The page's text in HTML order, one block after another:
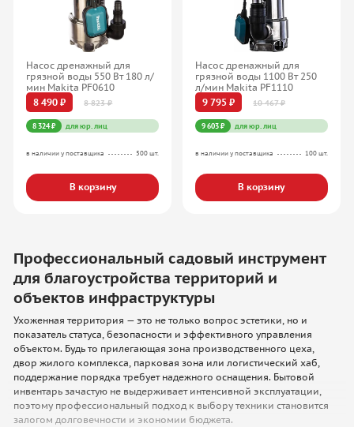
Насос дренажный для
грязной воды 550 Вт 180 л/
мин Makita PF0610
8 490 ₽
8 823 ₽
8 324 ₽ для юр. лиц
в наличии у поставщика 500 шт.
В корзину
Насос дренажный для
грязной воды 1100 Вт 250
л/мин Makita PF1110
9 795 ₽
10 467 ₽
9 603 ₽ для юр. лиц
в наличии у поставщика 100 шт.
В корзину
Профессиональный садовый инструмент
для благоустройства территорий и
объектов инфраструктуры
Ухоженная территория — это не только вопрос эстетики, но и
показатель статуса, безопасности и эффективного управления
объектом. Будь то прилегающая зона производственного цеха,
двор жилого комплекса, парковая зона или логистический хаб,
поддержание порядка требует надежного оснащения. Бытовой
инвентарь зачастую не выдерживает интенсивной эксплуатации,
поэтому профессиональный подход к выбору техники становится
залогом долговечности и экономии бюджета.